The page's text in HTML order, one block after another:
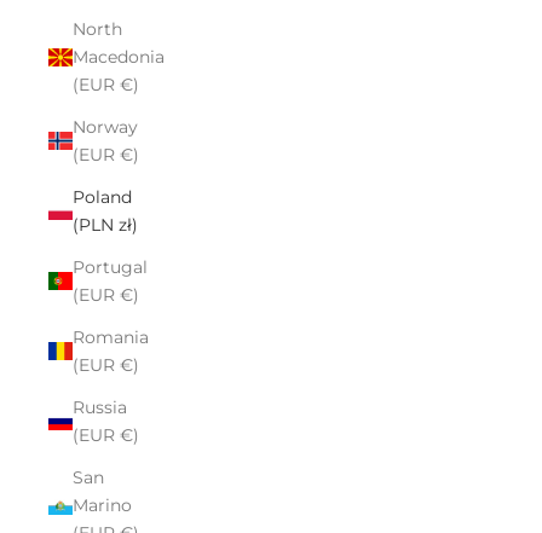
North
Macedonia
(EUR €)
Norway
(EUR €)
Poland
(PLN zł)
Portugal
(EUR €)
Romania
(EUR €)
Russia
(EUR €)
San
Marino